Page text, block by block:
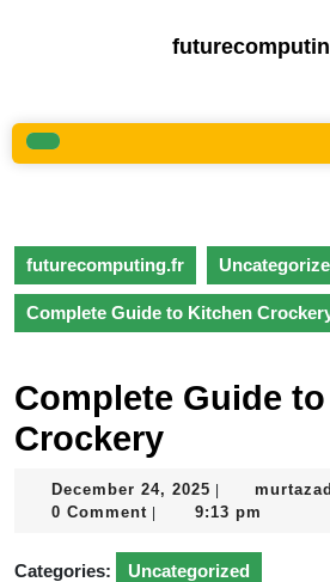
Open
futurecomputing.fr
Complete Guide to Kitchen
Complete Guide
Crockery
December 24, 2025 December
24,
0 Comment 9:13 pm
Categories: Uncategorized